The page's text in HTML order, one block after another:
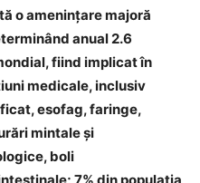
o amenințare majoră
anual 2.6
fiind implicat în
medicale, inclusiv
esofag, faringe,
mintale și
boli